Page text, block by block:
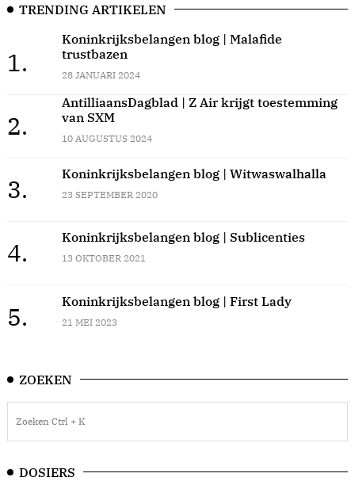
TRENDING ARTIKELEN
1.
Koninkrijksbelangen blog | Malafide
trustbazen
28 JANUARI 2024
2.
AntilliaansDagblad | Z Air krijgt toestemming
van SXM
10 AUGUSTUS 2024
3.
Koninkrijksbelangen blog | Witwaswalhalla
23 SEPTEMBER 2020
4.
Koninkrijksbelangen blog | Sublicenties
13 OKTOBER 2021
5.
Koninkrijksbelangen blog | First Lady
21 MEI 2023
ZOEKEN
DOSIERS